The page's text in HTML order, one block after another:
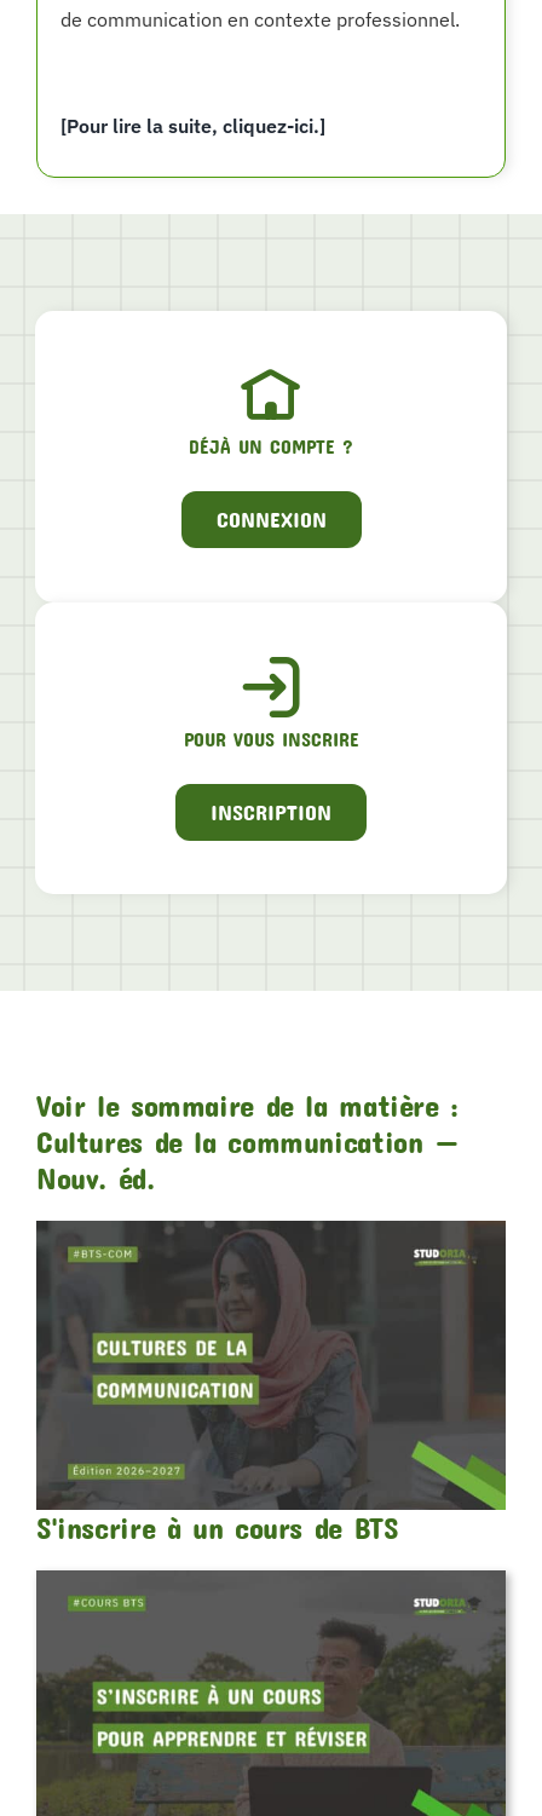
de communication en contexte professionnel.
[Pour lire la suite, cliquez-ici.]
DÉJÀ UN COMPTE ?
CONNEXION
POUR VOUS INSCRIRE
INSCRIPTION
Voir le sommaire de la matière :
Cultures de la communication —
Nouv. éd.
S'inscrire à un cours de BTS